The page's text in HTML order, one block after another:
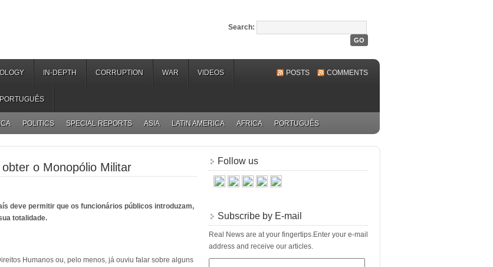
Search:
IN-DEPTH CORRUPTION WAR VIDEOS
PORTUGUÊS
POSTS COMMENTS
POLITICS SPECIAL REPORTS ASIA LATIN AMERICA AFRICA PORTUGUÊS
o Monopólio Militar
deve permitir que os funcionários públicos introduzam,
totalidade.
Humanos ou, pelo menos, já ouviu falar sobre alguns
Follow us
Subscribe by E-mail
Real News are at your fingertips.Enter your e-mail
address and receive our articles.